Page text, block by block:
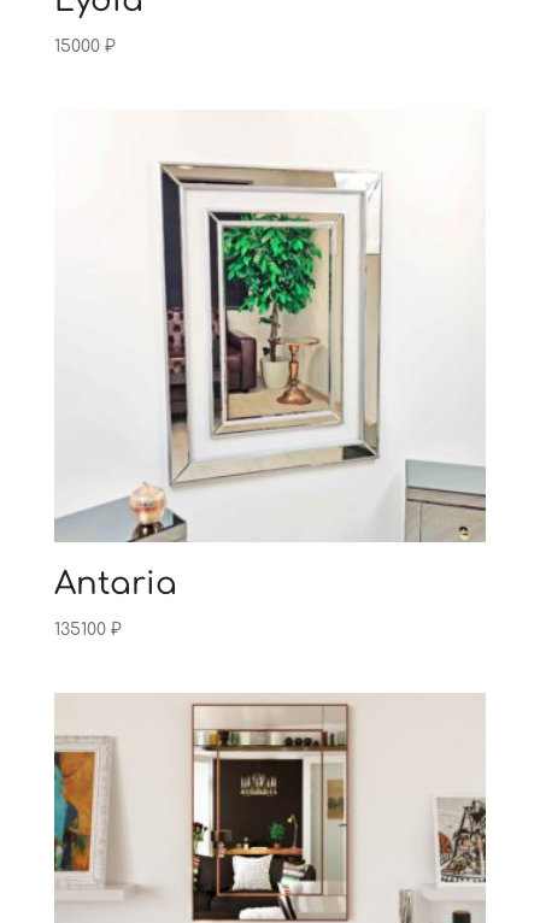
15000 ₽
Antaria
135100 ₽